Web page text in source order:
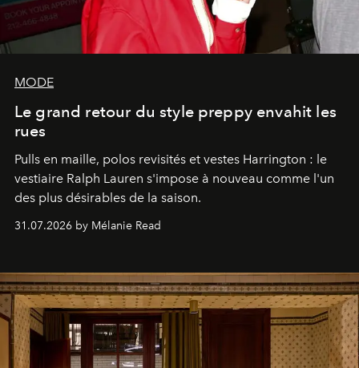
MODE
Le grand retour du style preppy envahit les
rues
Pulls en maille, polos revisités et vestes Harrington : le
vestiaire Ralph Lauren s'impose à nouveau comme l'un
des plus désirables de la saison.
31.07.2026 by Mélanie Read